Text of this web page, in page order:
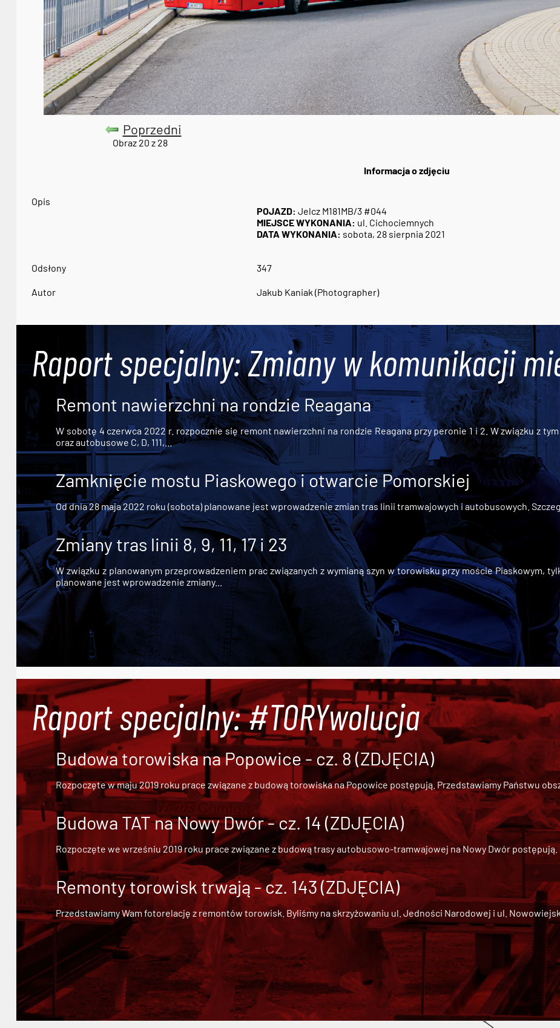
Poprzedni
Obraz 20 z 28
Informacja o zdjęciu
Opis
POJAZD: Jelcz M181MB/3 #044
MIEJSCE WYKONANIA: ul. Cichociemnych
DATA WYKONANIA: sobota, 28 sierpnia 2021
Odsłony 347
Autor Jakub Kaniak (Photographer)
Raport specjalny: Zmiany w komunikacji
Remont nawierzchni na rondzie Reagana
W sobotę 4 czerwca 2022 r. rozpocznie się remont nawierzchni na rondzie Reagana przy peronie 1 i 2. W związku z
oraz autobusowe C, D, 111,...
Zamknięcie mostu Piaskowego i otwarcie Pomorskiej
Od dnia 28 maja 2022 roku (sobota) planowane jest wprowadzenie zmian tras linii tramwajowych i autobusowych.
Zmiany tras linii 8, 9, 11, 17 i 23
W związku z planowanym przeprowadzeniem prac związanych z wymianą szyn w torowisku przy moście Piaskowym,
planowane jest wprowadzenie zmiany...
Raport specjalny: #TORYwolucja
Budowa torowiska na Popowice - cz. 8 (ZDJĘCIA)
Rozpoczęte w maju 2019 roku prace związane z budową torowiska na Popowice postępują. Przedstawiamy Państwu
Budowa TAT na Nowy Dwór - cz. 14 (ZDJĘCIA)
Rozpoczęte we wrześniu 2019 roku prace związane zbudową trasy autobusowo-tramwajowej na Nowy Dwórpostępują.
Remonty torowisk trwają - cz. 143 (ZDJĘCIA)
Przedstawiamy Wam fotorelację z remontów torowisk. Byliśmy na skrzyżowaniu ul. Jedności Narodowej i ul.